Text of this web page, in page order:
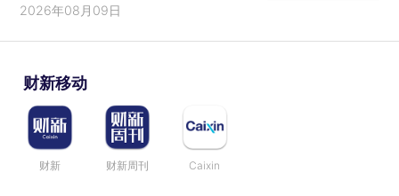
2026年08月09日
财新移动
财新 财新周刊 Caixin